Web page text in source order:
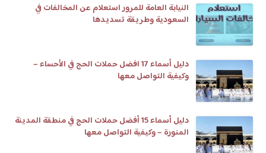
النيابة العامة للمرور استعلام عن المخالفات في
السعودية وطريقة تسديدها
دليل أسماء 17 افضل حملات الحج في الأحساء –
وكيفية التواصل معها
دليل أسماء 15 أفضل حملات الحج في منطقة المدينة
المنورة – وكيفية التواصل معها